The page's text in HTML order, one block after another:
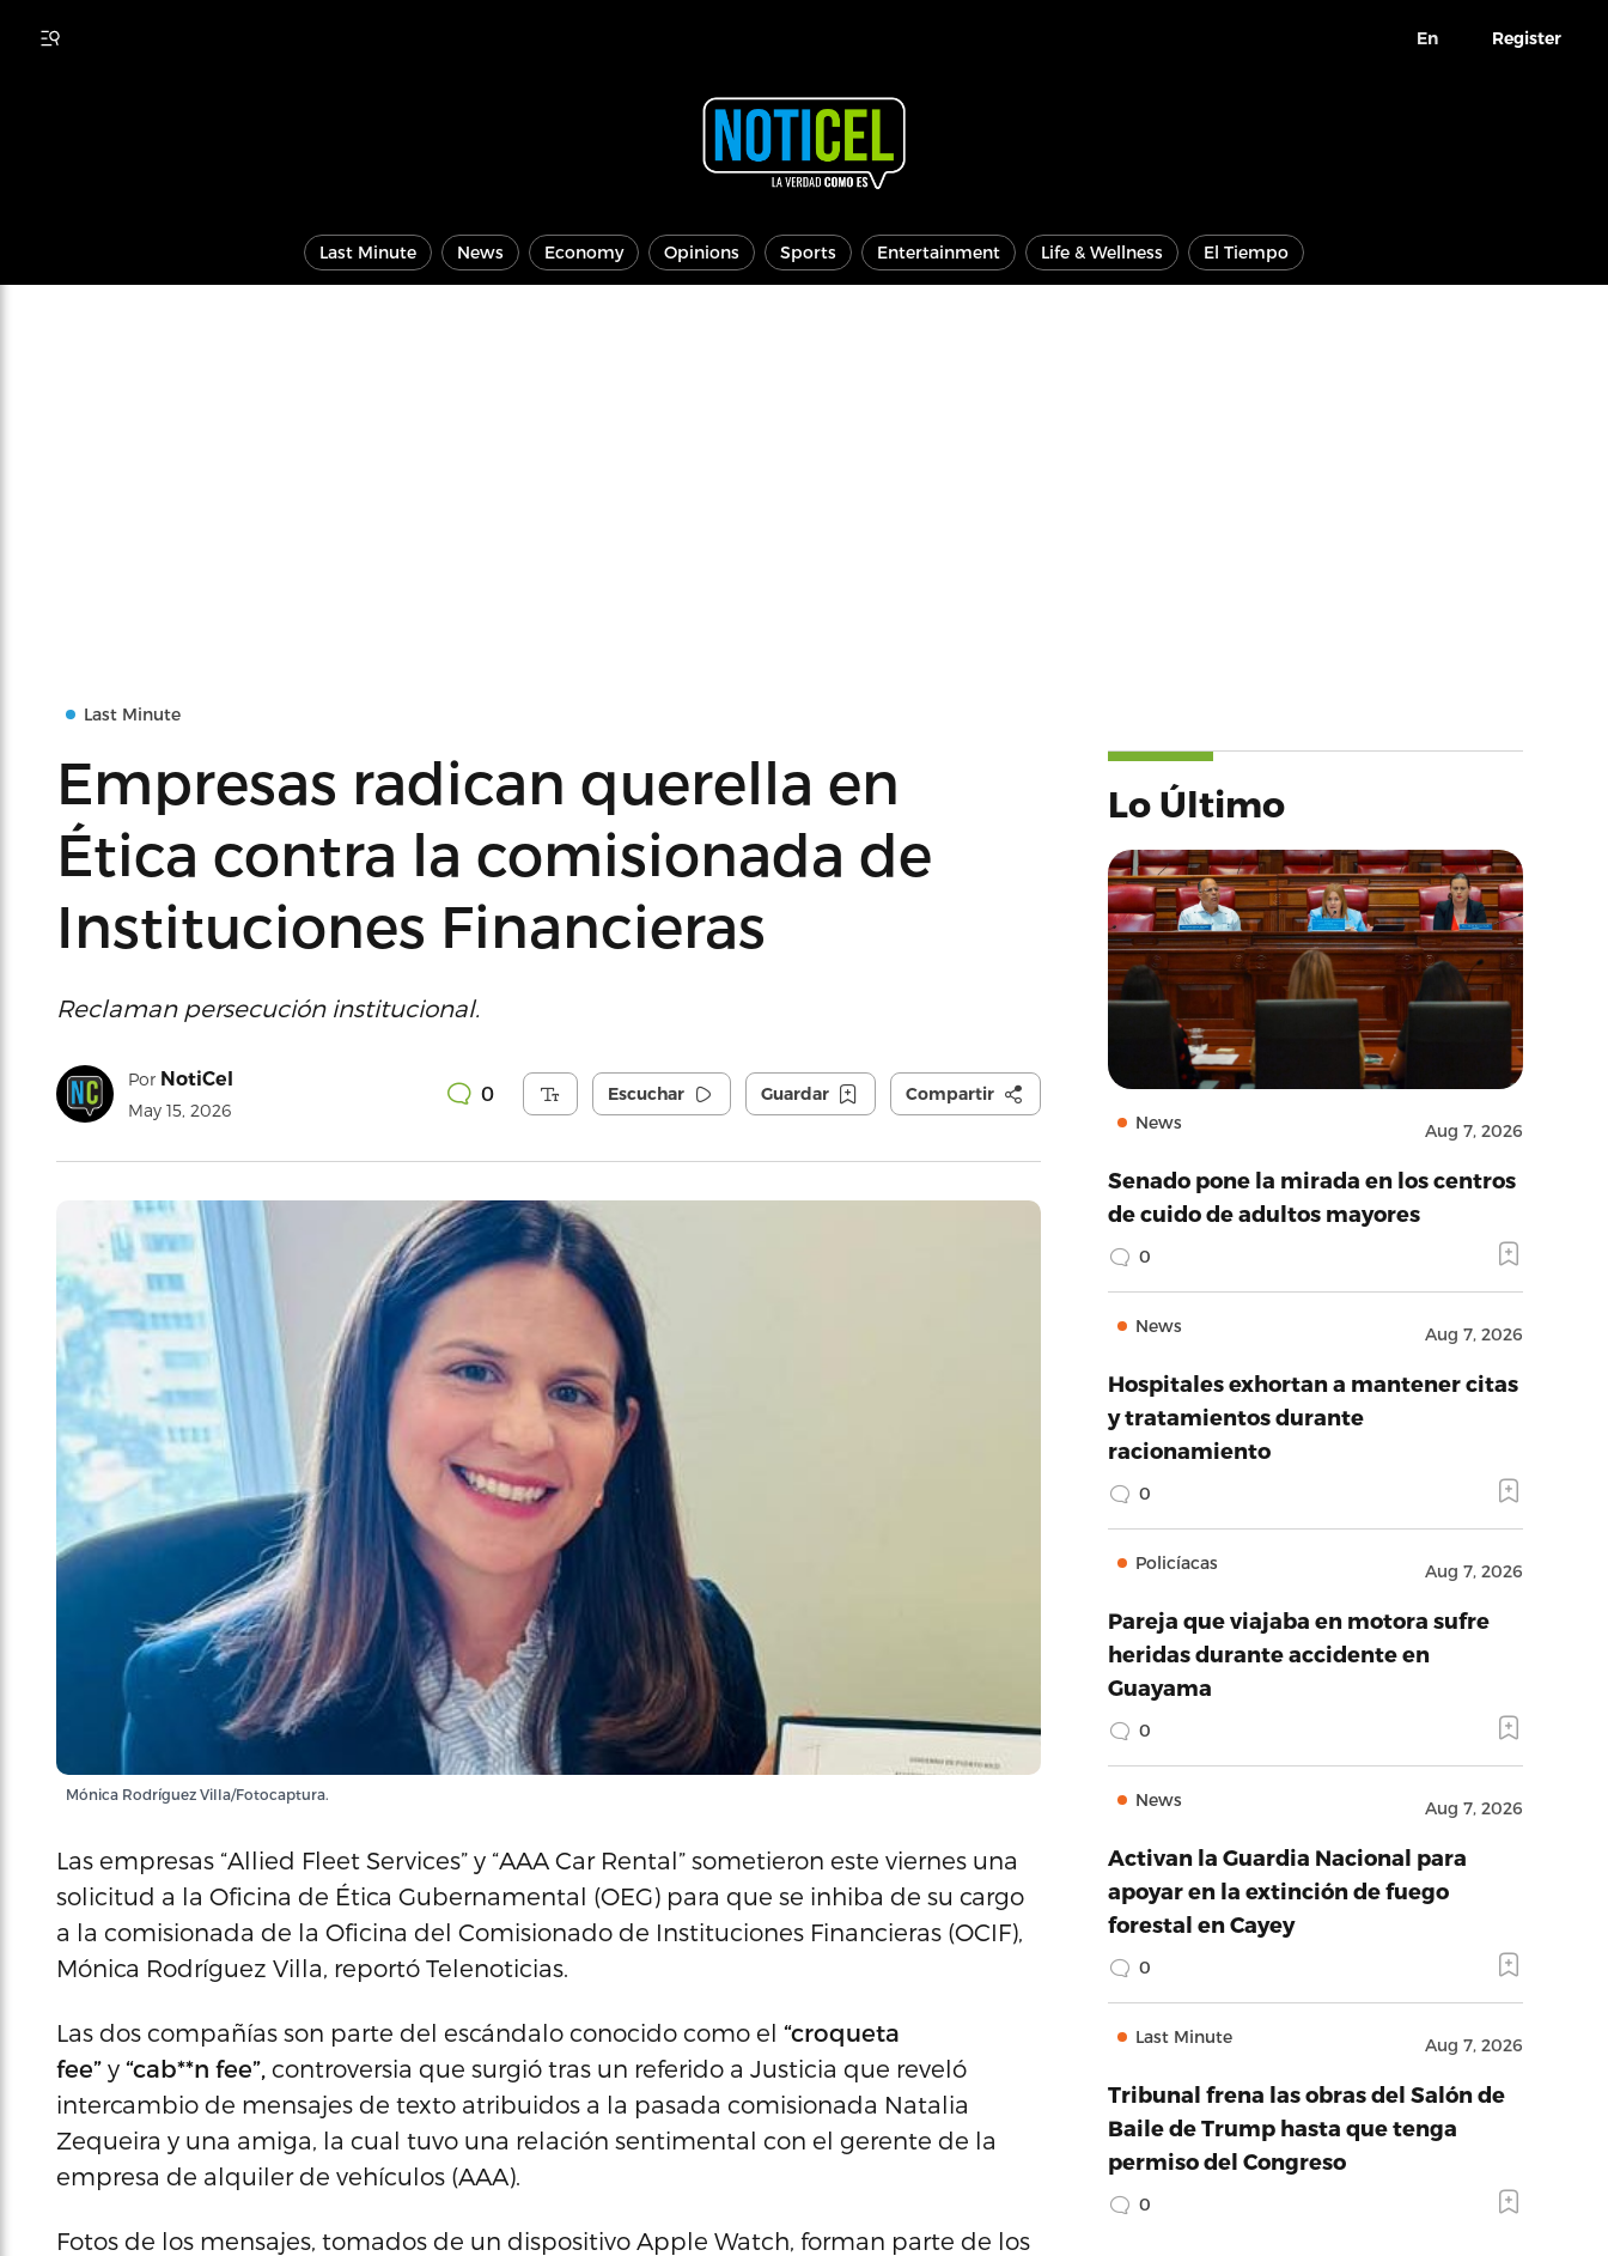
En Register
Last Minute News Economy Opinions Sports Entertainment Life & Wellness El Tiempo
Last Minute
Empresas radican querella en
Ética contra la comisionada de
Instituciones Financieras
Reclaman persecución institucional.
Por NotiCel
May 15, 2026
0 Escuchar Guardar Compartir
Mónica Rodríguez Villa/Fotocaptura.
Las empresas “Allied Fleet Services” y “AAA Car Rental” sometieron este viernes una
solicitud a la Oficina de Ética Gubernamental (OEG) para que se inhiba de su cargo
a la comisionada de la Oficina del Comisionado de Instituciones Financieras (OCIF),
Mónica Rodríguez Villa, reportó Telenoticias.
Las dos compañías son parte del escándalo conocido como el “croqueta
fee” y “cab**n fee”, controversia que surgió tras un referido a Justicia que reveló
intercambio de mensajes de texto atribuidos a la pasada comisionada Natalia
Zequeira y una amiga, la cual tuvo una relación sentimental con el gerente de la
empresa de alquiler de vehículos (AAA).
Fotos de los mensajes, tomados de un dispositivo Apple Watch, forman parte de los
Lo Último
News Aug 7, 2026
Senado pone la mirada en los centros
de cuido de adultos mayores
0
News Aug 7, 2026
Hospitales exhortan a mantener citas
y tratamientos durante
racionamiento
0
Policíacas Aug 7, 2026
Pareja que viajaba en motora sufre
heridas durante accidente en
Guayama
0
News Aug 7, 2026
Activan la Guardia Nacional para
apoyar en la extinción de fuego
forestal en Cayey
0
Last Minute Aug 7, 2026
Tribunal frena las obras del Salón de
Baile de Trump hasta que tenga
permiso del Congreso
0